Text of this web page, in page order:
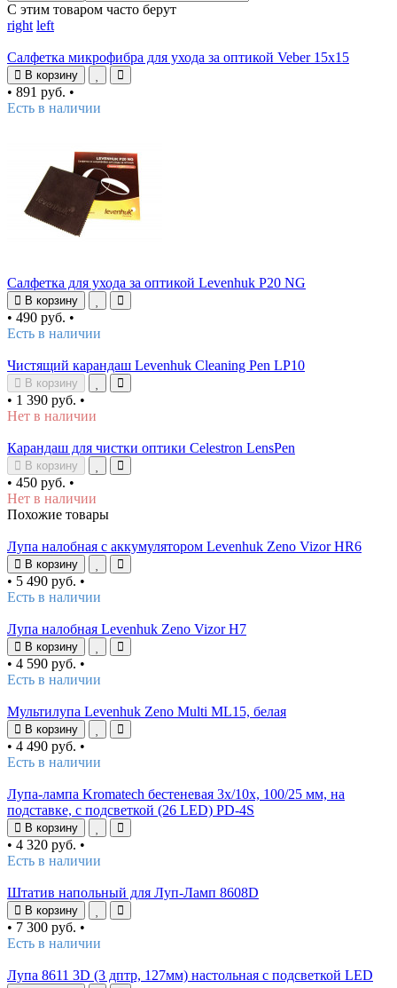
С этим товаром часто берут
right left
Салфетка микрофибра для ухода за оптикой Veber 15x15
В корзину
• 891 руб. •
Есть в наличии
Салфетка для ухода за оптикой Levenhuk P20 NG
В корзину
• 490 руб. •
Есть в наличии
Чистящий карандаш Levenhuk Cleaning Pen LP10
В корзину
• 1 390 руб. •
Нет в наличии
Карандаш для чистки оптики Celestron LensPen
В корзину
• 450 руб. •
Нет в наличии
Похожие товары
Лупа налобная с аккумулятором Levenhuk Zeno Vizor HR6
В корзину
• 5 490 руб. •
Есть в наличии
Лупа налобная Levenhuk Zeno Vizor H7
В корзину
• 4 590 руб. •
Есть в наличии
Мультилупа Levenhuk Zeno Multi ML15, белая
В корзину
• 4 490 руб. •
Есть в наличии
Лупа-лампа Kromatech бестеневая 3x/10x, 100/25 мм, на
подставке, с подсветкой (26 LED) PD-4S
В корзину
• 4 320 руб. •
Есть в наличии
Штатив напольный для Луп-Ламп 8608D
В корзину
• 7 300 руб. •
Есть в наличии
Лупа 8611 3D (3 дптр, 127мм) настольная с подсветкой LED